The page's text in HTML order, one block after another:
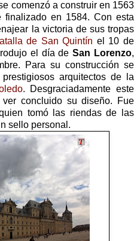
comenzó a construir en 1563
finalizado en 1584. Con esta
la victoria de sus tropas
de San Quintín el 10 de
el día deSan Lorenzo,
Para su construcción se
arquitectos de la
. Desgraciadamente este
concluido su diseño. Fue
tomó las riendas de las
sello personal.